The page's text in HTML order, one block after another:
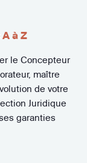
A à Z
le Concepteur
maître
de votre
Juridique
garanties